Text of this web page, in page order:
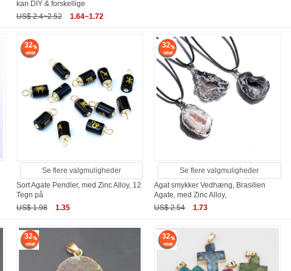
kan DIY & forskellige
US$ 2.4~2.52
1.64~1.72
32
Se flere valgmuligheder
Sort Agate Pendler, med Zinc Alloy, 12
Tegn på
US$ 1.98
1.35
32
Se flere valgmuligheder
Agat smykker Vedhæng, Brasilien
Agate, med Zinc Alloy,
US$ 2.54
1.73
32 32